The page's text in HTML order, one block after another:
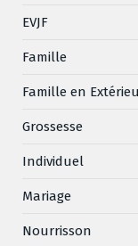
EVJF
Famille
Famille en
Grossesse
Individuel
Mariage
Nourrisson